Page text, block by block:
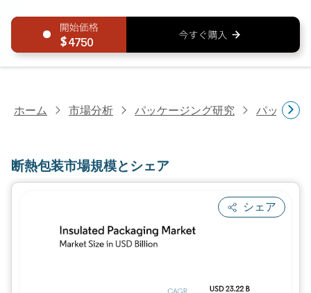
4750
ホーム 市場分析 パッケージング研究 パッケー
断熱包装市場規模とシェア
シェア